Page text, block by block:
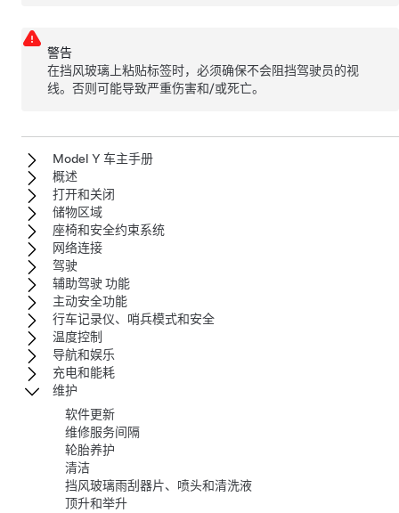
警告
在挡风玻璃上粘贴标签时，必须确保不会阻挡驾驶员的视
线。否则可能导致严重伤害和/或死亡。
Model Y 车主手册
概述
打开和关闭
储物区域
座椅和安全约束系统
网络连接
驾驶
辅助驾驶 功能
主动安全功能
行车记录仪、哨兵模式和安全
温度控制
导航和娱乐
充电和能耗
维护
软件更新
维修服务间隔
轮胎养护
清洁
挡风玻璃雨刮器片、喷头和清洗液
顶升和举升